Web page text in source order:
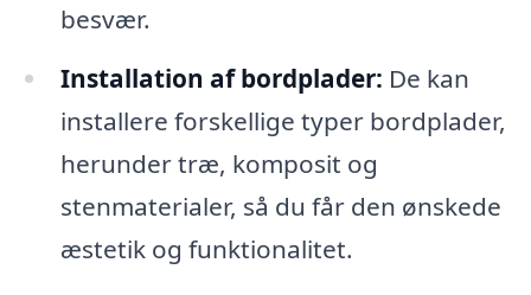
besvær.
Installation af bordplader: De kan
installere forskellige typer bordplader,
herunder træ, komposit og
stenmaterialer, så du får den ønskede
æstetik og funktionalitet.